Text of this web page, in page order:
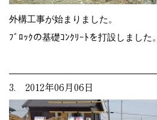
外構工事が始まりました。
ﾌﾞﾛｯｸの基礎ｺﾝｸﾘｰﾄを打設しました。
3. 2012年06月06日